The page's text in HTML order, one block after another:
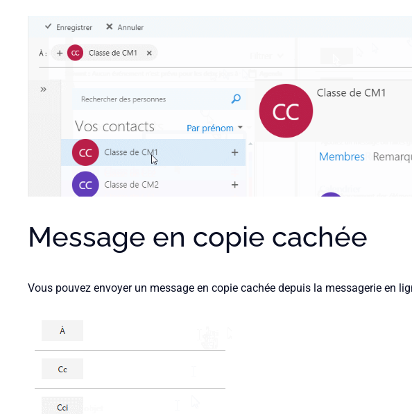
Message en copie cachée
Vous pouvez envoyer un message en copie cachée depuis la messagerie en